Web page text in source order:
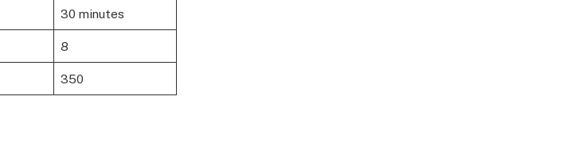
30 minutes
8
350